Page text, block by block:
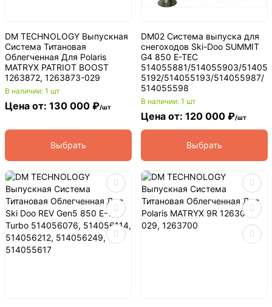
DM TECHNOLOGY Выпускная
Система Титановая
Облегченная Для Polaris
MATRYX PATRIOT BOOST
1263872, 1263873-029
В наличии: 1 шт
Цена от: 130 000 ₽/шт
Выбрать
DM02 Система выпуска для
снегоходов Ski-Doo SUMMIT
G4 850 E-TEC
514055881/514055903/51405
5192/514055193/514055987/
514055598
В наличии: 1 шт
Цена от: 120 000 ₽/шт
Выбрать